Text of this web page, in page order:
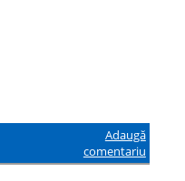
Adaugă
comentariu